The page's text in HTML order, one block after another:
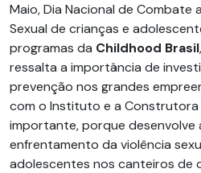
Maio, Dia Nacional de Combate
Sexual de crianças e
programas da Childhood Brasil
ressalta a importância de
prevenção nos grandes
com o Instituto e a Construtora
importante, porque desenvolve
enfrentamento da violência
adolescentes nos canteiros de